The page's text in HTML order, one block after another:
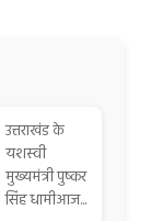
उत्तराखंड के
यशस्वी
मुख्यमंत्री पुष्कर
सिंह धामीआज...